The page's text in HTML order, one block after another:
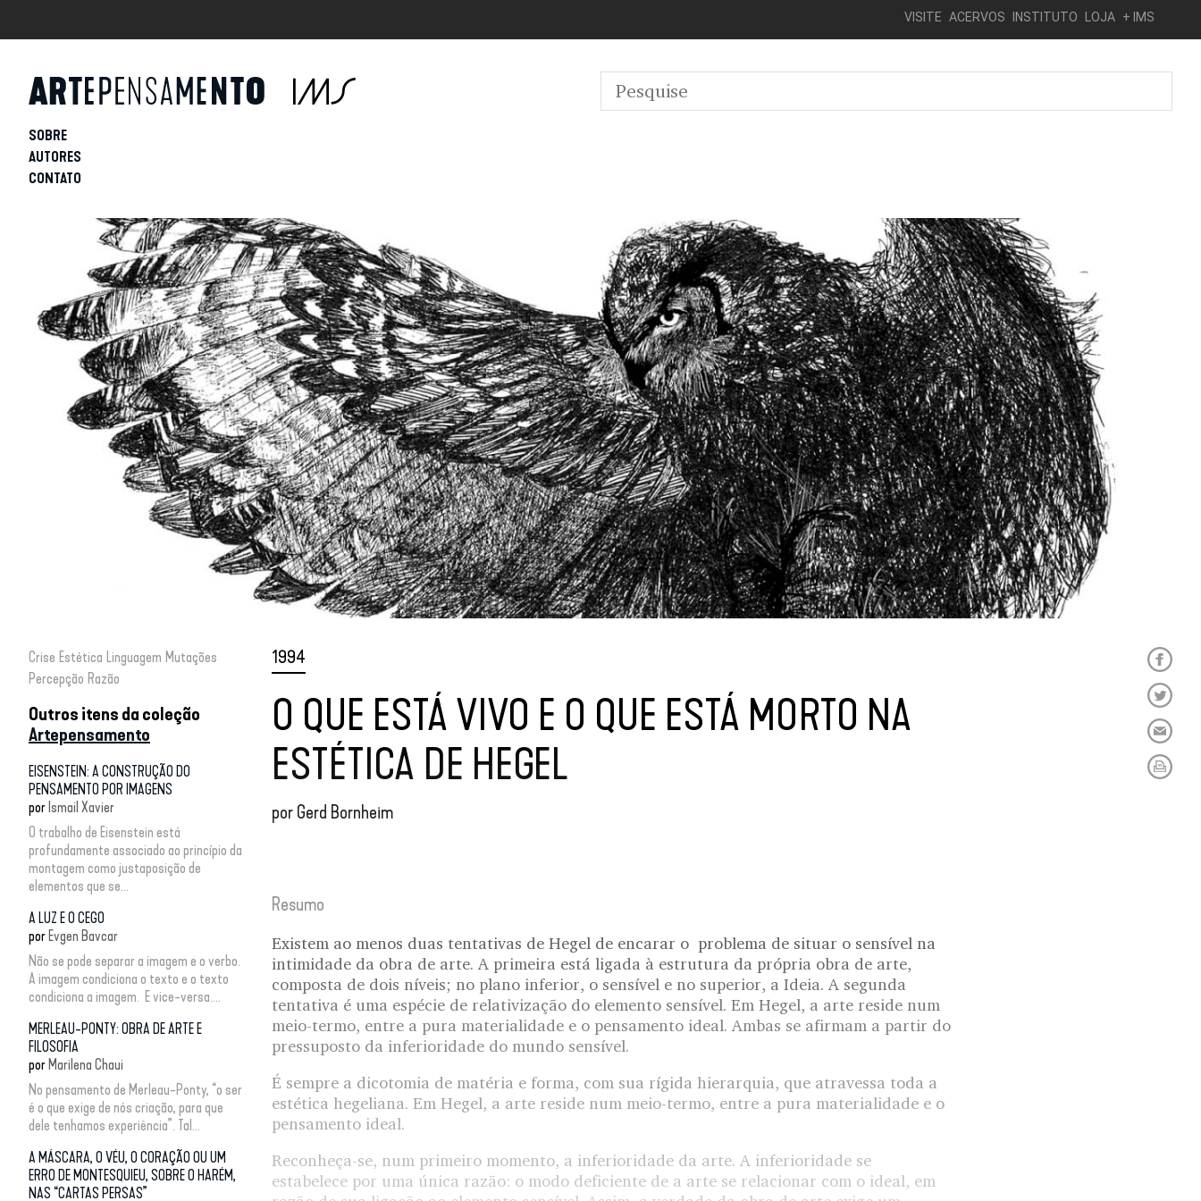
VISITE ACERVOS INSTITUTO LOJA + IMS
SOBRE
AUTORES
CONTATO
Crise Estética Linguagem Mutações
Percepção Razão
Outros itens da coleção
Artepensamento
EISENSTEIN: A CONSTRUÇÃO DO
PENSAMENTO POR IMAGENS
por Ismail Xavier
O trabalho de Eisenstein está
profundamente associado ao princípio da
montagem como justaposição de
elementos que se...
A LUZ E O CEGO
por Evgen Bavcar
Não se pode separar a imagem e o verbo.
A imagem condiciona o texto e o texto
condiciona a imagem. E vice-versa....
MERLEAU-PONTY: OBRA DE ARTE E
FILOSOFIA
por Marilena Chaui
No pensamento de Merleau-Ponty, “o ser
é o que exige de nós criação, para que
dele tenhamos experiência”. Tal...
A MÁSCARA, O VÉU, O CORAÇÃO OU UM
ERRO DE MONTESQUIEU, SOBRE O HARÉM,
NAS “CARTAS PERSAS”
1994
O QUE ESTÁ VIVO E O QUE ESTÁ MORTO NA
ESTÉTICA DE HEGEL
por Gerd Bornheim
Resumo
Existem ao menos duas tentativas de Hegel de encarar o problema de situar o sensível na
intimidade da obra de arte. A primeira está ligada à estrutura da própria obra de arte,
composta de dois níveis; no plano inferior, o sensível e no superior, a Ideia. A segunda
tentativa é uma espécie de relativização do elemento sensível. Em Hegel, a arte reside num
meio-termo, entre a pura materialidade e o pensamento ideal. Ambas se afirmam a partir do
pressuposto da inferioridade do mundo sensível.
É sempre a dicotomia de matéria e forma, com sua rígida hierarquia, que atravessa toda a
estética hegeliana. Em Hegel, a arte reside num meio-termo, entre a pura materialidade e o
pensamento ideal.
Reconheça-se, num primeiro momento, a inferioridade da arte. A inferioridade se
estabelece por uma única razão: o modo deficiente de a arte se relacionar com o ideal, em